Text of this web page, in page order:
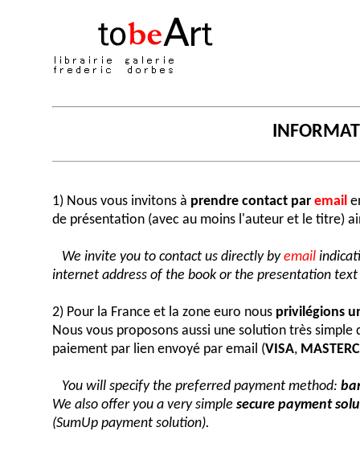
1) Nous vous invitons à prendre contact par email
de présentation (avec au moins l'auteur et le titre)
We invite you to contact us directly byemail
internet address of the book or the presentation
2) Pour la France et la zone euro nous privilégions
Nous vous proposons aussi une solution très simple
paiement par lien envoyé par email (VISA,
You will specify the preferred payment method:
We also offer you a very simple secure payment
(SumUp payment solution).